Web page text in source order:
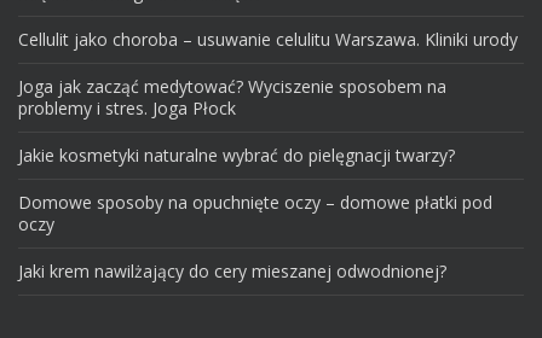
Cellulit jako choroba – usuwanie celulitu Warszawa. Kliniki urody
Joga jak zacząć medytować? Wyciszenie sposobem na
problemy i stres. Joga Płock
Jakie kosmetyki naturalne wybrać do pielęgnacji twarzy?
Domowe sposoby na opuchnięte oczy – domowe płatki pod
oczy
Jaki krem nawilżający do cery mieszanej odwodnionej?